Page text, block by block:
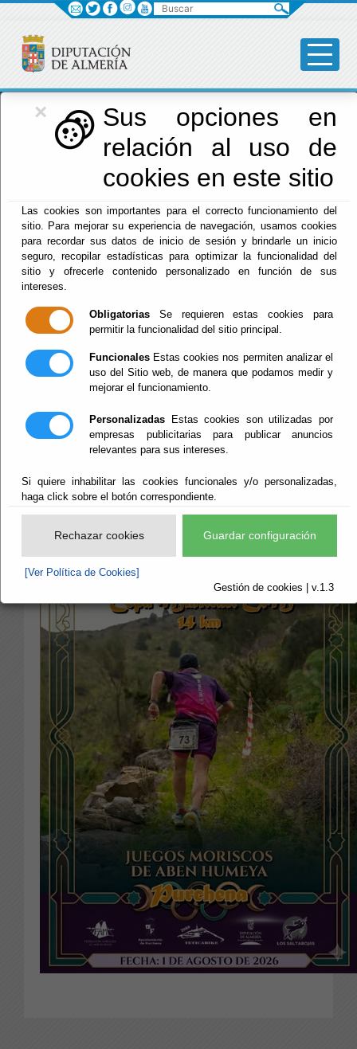
×
Sus opciones en
relación al uso de
cookies en este sitio
Las cookies son importantes para el correcto funcionamiento del
sitio. Para mejorar su experiencia de navegación, usamos cookies
para recordar sus datos de inicio de sesión y brindarle un inicio
seguro, recopilar estadísticas para optimizar la funcionalidad del
sitio y ofrecerle contenido personalizado en función de sus
intereses.
Obligatorias Se requieren estas cookies para
permitir la funcionalidad del sitio principal.
Funcionales Estas cookies nos permiten analizar el
uso del Sitio web, de manera que podamos medir y
mejorar el funcionamiento.
Personalizadas Estas cookies son utilizadas por
empresas publicitarias para publicar anuncios
relevantes para sus intereses.
Si quiere inhabilitar las cookies funcionales y/o personalizadas,
haga click sobre el botón correspondiente.
Rechazar cookies Guardar configuración
[Ver Política de Cookies]
Gestión de cookies | v.1.3
Diputación
Menú Diputación
Montaña. Purchena 01-08-26
Circuito Provincial
de Carreras por
Montaña.
Purchena 01-08-
26
Información e inscripciones
Buscar